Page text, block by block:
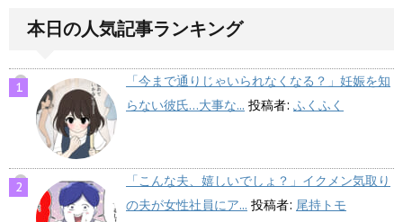
本日の人気記事ランキング
「今まで通りじゃいられなくなる？」妊娠を知
らない彼氏…大事な... 投稿者: ふくふく
「こんな夫、嬉しいでしょ？」イクメン気取り
の夫が女性社員にア... 投稿者: 尾持トモ